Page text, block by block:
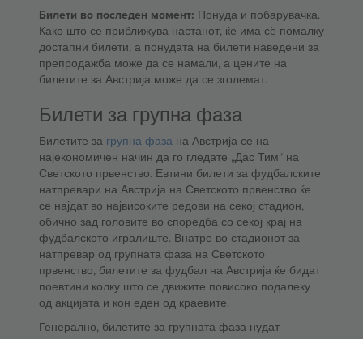
Билети во последен момент: Понуда и побарувачка.
Како што се приближува настанот, ќе има сè помалку
достапни билети, а понудата на билети наведени за
препродажба може да се намали, а цените на
билетите за Австрија може да се зголемат.
Билети за групна фаза
Билетите за групна фаза на Австрија се на
најекономичен начин да го гледате „Дас Тим“ на
Светското првенство. Евтини билети за фудбалските
натпревари на Австрија на Светското првенство ќе
се најдат во највисоките редови на секој стадион,
обично зад головите во споредба со секој крај на
фудбалското игралиште. Внатре во стадионот за
натпревар од групната фаза на Светското
првенство, билетите за фудбал на Австрија ќе бидат
поевтини колку што се движите повисоко подалеку
од акцијата и кон еден од краевите.
Генерално, билетите за групната фаза нудат